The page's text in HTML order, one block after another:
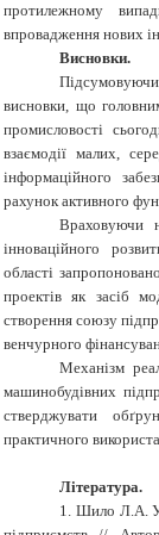
протилежному
впровадження нових
Висновки.
висновки, що головним
промисловості
взаємодії малих,
інформаційного
рахунок активного
Враховуючи
інноваційного
області
проектів як засіб
створення союзу
венчурного
Механізм
машинобудівних
стверджувати
практичного
Література.
1. Шило Л.А.